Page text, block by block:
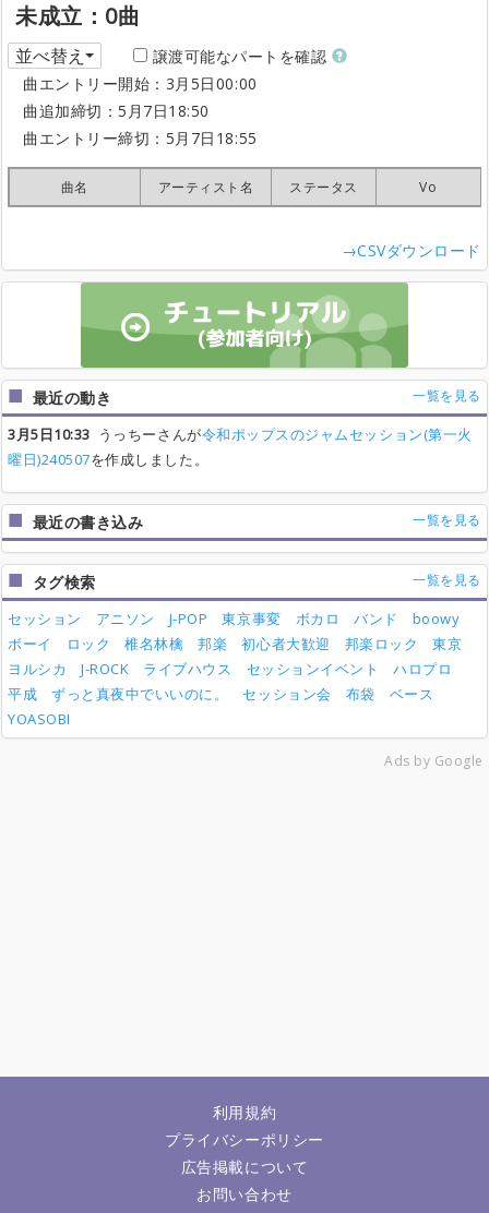
未成立：0曲
並べ替え
譲渡可能なパートを確認
曲エントリー開始：3月5日00:00
曲追加締切：5月7日18:50
曲エントリー締切：5月7日18:55
曲名 アーティスト名 ステータス Vo
曲名 アーティスト名 ステータス Vo
曲名 アーティスト名 ステータス Vo
曲名 アーティスト名 ステータス Vo
→CSVダウンロード
最近の動き 一覧を見る
3月5日10:33 うっちーさんが令和ポップスのジャムセッション(第一火
曜日)240507を作成しました。
最近の書き込み 一覧を見る
タグ検索 一覧を見る
セッション アニソン J-POP 東京事変 ボカロ バンド
boowy
ボーイ
ロック 椎名林檎 邦楽 初心者大歓迎 邦楽ロック
東京
ヨルシカ
J-ROCK ライブハウス セッションイベント
ハロプロ
平成
ずっと真夜中でいいのに。 セッション会 布袋
ベース
YOASOBI
Ads by Google
利用規約
プライバシーポリシー
広告掲載について
お問い合わせ